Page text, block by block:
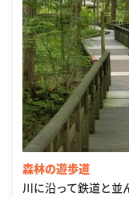
森林の遊歩道
川に沿って鉄道と並